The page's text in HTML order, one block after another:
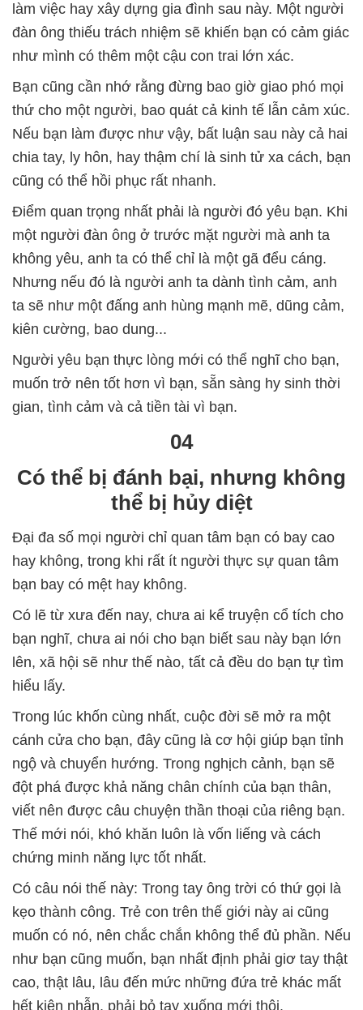
làm việc hay xây dựng gia đình sau này. Một người
đàn ông thiếu trách nhiệm sẽ khiến bạn có cảm giác
như mình có thêm một cậu con trai lớn xác.
Bạn cũng cần nhớ rằng đừng bao giờ giao phó mọi
thứ cho một người, bao quát cả kinh tế lẫn cảm xúc.
Nếu bạn làm được như vậy, bất luận sau này cả hai
chia tay, ly hôn, hay thậm chí là sinh tử xa cách, bạn
cũng có thể hồi phục rất nhanh.
Điểm quan trọng nhất phải là người đó yêu bạn. Khi
một người đàn ông ở trước mặt người mà anh ta
không yêu, anh ta có thể chỉ là một gã đểu cáng.
Nhưng nếu đó là người anh ta dành tình cảm, anh
ta sẽ như một đấng anh hùng mạnh mẽ, dũng cảm,
kiên cường, bao dung...
Người yêu bạn thực lòng mới có thể nghĩ cho bạn,
muốn trở nên tốt hơn vì bạn, sẵn sàng hy sinh thời
gian, tình cảm và cả tiền tài vì bạn.
04
Có thể bị đánh bại, nhưng không
thể bị hủy diệt
Đại đa số mọi người chỉ quan tâm bạn có bay cao
hay không, trong khi rất ít người thực sự quan tâm
bạn bay có mệt hay không.
Có lẽ từ xưa đến nay, chưa ai kể truyện cổ tích cho
bạn nghĩ, chưa ai nói cho bạn biết sau này bạn lớn
lên, xã hội sẽ như thế nào, tất cả đều do bạn tự tìm
hiểu lấy.
Trong lúc khốn cùng nhất, cuộc đời sẽ mở ra một
cánh cửa cho bạn, đây cũng là cơ hội giúp bạn tỉnh
ngộ và chuyển hướng. Trong nghịch cảnh, bạn sẽ
đột phá được khả năng chân chính của bạn thân,
viết nên được câu chuyện thần thoại của riêng bạn.
Thế mới nói, khó khăn luôn là vốn liếng và cách
chứng minh năng lực tốt nhất.
Có câu nói thế này: Trong tay ông trời có thứ gọi là
kẹo thành công. Trẻ con trên thế giới này ai cũng
muốn có nó, nên chắc chắn không thể đủ phần. Nếu
như bạn cũng muốn, bạn nhất định phải giơ tay thật
cao, thật lâu, lâu đến mức những đứa trẻ khác mất
hết kiên nhẫn, phải bỏ tay xuống mới thôi.